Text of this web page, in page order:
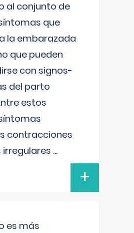
al conjunto de
que
la embarazada
que pueden
con signos-
del parto
estos
contracciones
irregulares ...
+
es más